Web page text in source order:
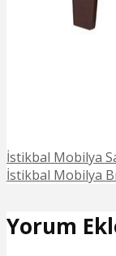
İstikbal Mobilya
İstikbal Mobilya
Yorum